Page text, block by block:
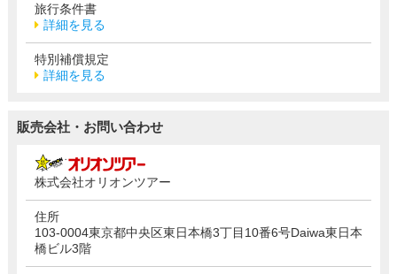
旅行条件書
詳細を見る
特別補償規定
詳細を見る
販売会社・お問い合わせ
株式会社オリオンツアー
住所
103-0004東京都中央区東日本橋3丁目10番6号Daiwa東日本
橋ビル3階